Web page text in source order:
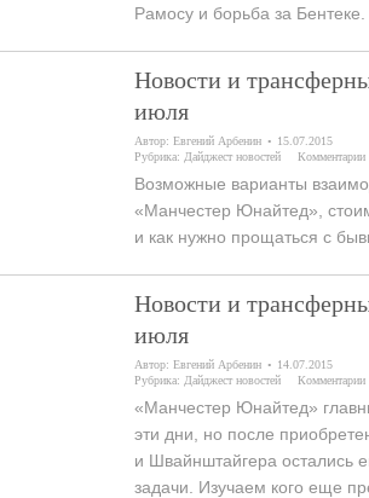
Рамосу и борьба за Бентеке.
Новости и
июля
Автор:Евгений Арбенин
15.07.2015
Рубрика: Дайджест новостей Комментарии
Возможные варианты
«Манчестер Юнайтед»,
и как нужно прощаться с
Новости и
июля
Автор:Евгений Арбенин
14.07.2015
Рубрика: Дайджест новостей Комментарии
«Манчестер Юнайтед»
эти дни, но после
и Швайнштайгера остались
задачи. Изучаем кого еще